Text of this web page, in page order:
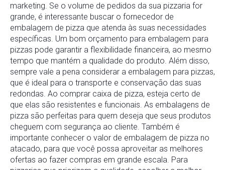
marketing. Se o volume de pedidos da sua pizzaria for
grande, é interessante buscar o fornecedor de
embalagem de pizza que atenda às suas necessidades
específicas. Um bom orçamento para embalagem para
pizzas pode garantir a flexibilidade financeira, ao mesmo
tempo que mantém a qualidade do produto. Além disso,
sempre vale a pena considerar a embalagem para pizzas,
que é ideal para o transporte e conservação das suas
redondas. Ao comprar caixa de pizza, esteja certo de
que elas são resistentes e funcionais. As embalagens de
pizza são perfeitas para quem deseja que seus produtos
cheguem com segurança ao cliente. Também é
importante conhecer o valor de embalagem de pizza no
atacado, para que você possa aproveitar as melhores
ofertas ao fazer compras em grande escala. Para